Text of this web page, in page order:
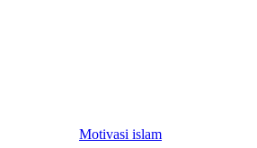
Motivasi islam